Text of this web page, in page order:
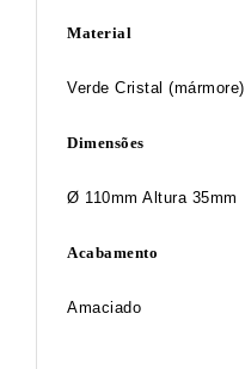
Material
Verde Cristal (mármore)
Dimensões
Ø 110mm Altura 35mm
Acabamento
Amaciado